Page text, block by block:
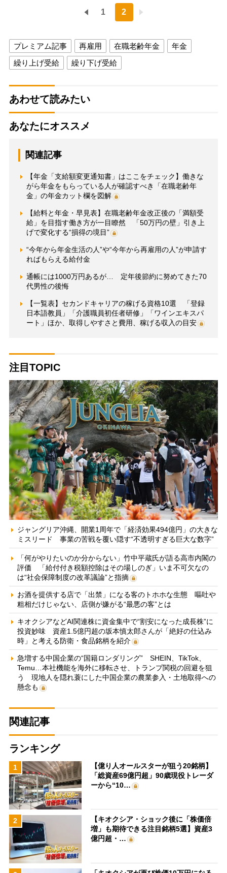
1 2
プレミアム記事 再雇用 在職老齢年金
年金
繰り上げ受給
繰り下げ受給
あわせて読みたい
あなたにオススメ
関連記事
【年金「支給額変更通知書」はここをチェック】働きな
がら年金をもらっている人が確認すべき「在職老齢年
金」の年金カット欄を図解
【給料と年金・早見表】在職老齢年金改正後の「満額受
給」を目指す働き方が一目瞭然 「50万円の壁」引き上
げで変化する“損得の境目”
“今年から年金生活の人”や“今年から再雇用の人”が申請す
ればもらえる給付金
通帳には1000万円あるが… 定年後節約に努めてきた70
代男性の後悔
【一覧表】セカンドキャリアの稼げる資格10選 「登録
日本語教員」「介護職員初任者研修」「ワインエキスパ
ート」ほか、取得しやすさと費用、稼げる収入の目安
注目TOPIC
ジャングリア沖縄、開業1周年で「経済効果494億円」の大きな
ミスリード 事業の苦戦を覆い隠す“不透明すぎる巨大な数字”
「何がやりたいのか分からない」竹中平蔵氏が語る高市内閣の
評価 「給付付き税額控除はその場しのぎ」いま不可欠なの
は“社会保障制度の改革議論”と指摘
お酒を提供する店で「出禁」になる客のトホホな生態 嘔吐や
粗相だけじゃない、店側が嫌がる“最悪の客”とは
キオクシアなどAI関連株に資金集中で“割安になった成長株”に
投資妙味 資産1.5億円超の坂本慎太郎さんが「絶好の仕込み
時」と考える防衛・食品銘柄を紹介
急増する中国企業の“国籍ロンダリング” SHEIN、TikTok、
Temu…本社機能を海外に移転させ、トランプ関税の回避を狙
う 現地人を隠れ蓑にした中国企業の農業参入・土地取得への
懸念も
関連記事
ランキング
1
【億り人オールスターが狙う20銘柄】
「総資産69億円超」90歳現役トレーダ
ーから“10…
2
【キオクシア・ショック後に「株価倍
増」も期待できる注目銘柄5選】資産3
億円超・…